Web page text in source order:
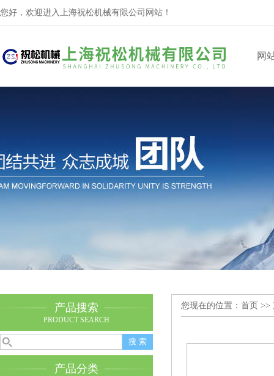
您好，欢迎进入上海祝松机械有限公司网站！
网
产品搜索
PRODUCT SEARCH
产品分类
您现在的位置： 首页 >>